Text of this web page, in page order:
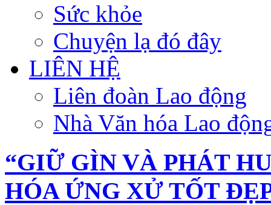
Sức khỏe
Chuyện lạ đó đây
LIÊN HỆ
Liên đoàn Lao động
Nhà Văn hóa Lao
“GIỮ GÌN VÀ PHÁT
HÓA ỨNG XỬ TỐT